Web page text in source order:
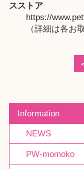
スストア
https://
（詳細は各お取
Information
NEWS
PW-momoko